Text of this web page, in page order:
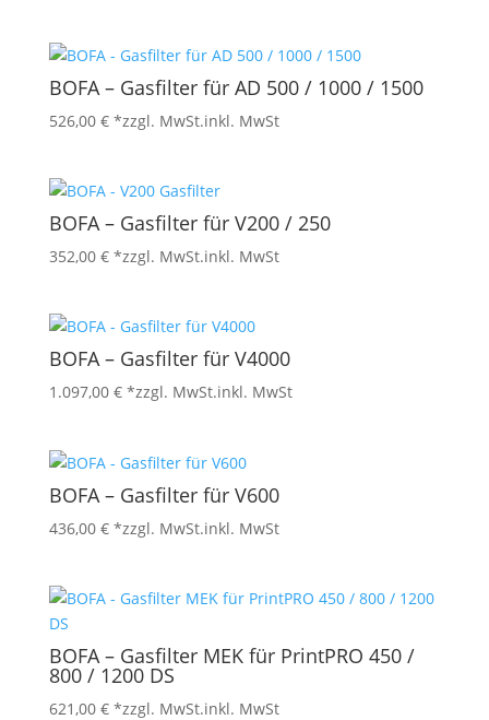
BOFA – Gasfilter für AD 500 / 1000 / 1500
526,00 € *zzgl. MwSt.inkl. MwSt
BOFA – Gasfilter für V200 / 250
352,00 € *zzgl. MwSt.inkl. MwSt
BOFA – Gasfilter für V4000
1.097,00 € *zzgl. MwSt.inkl. MwSt
BOFA – Gasfilter für V600
436,00 € *zzgl. MwSt.inkl. MwSt
BOFA – Gasfilter MEK für PrintPRO 450 /
800 / 1200 DS
621,00 € *zzgl. MwSt.inkl. MwSt